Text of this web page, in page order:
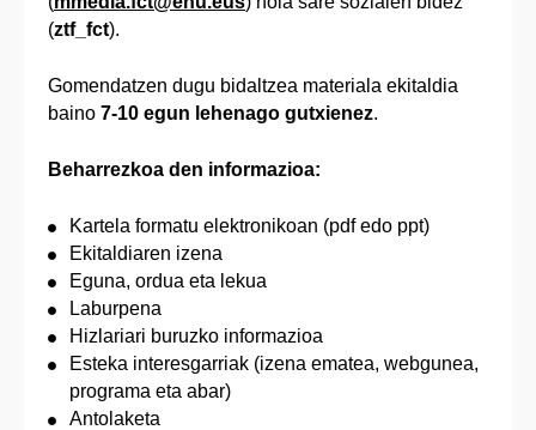
(ztf_fct).
Gomendatzen dugu bidaltzea materiala ekitaldia
baino 7‑10 egun lehenago gutxienez.
Beharrezkoa den informazioa:
Kartela formatu elektronikoan (pdf edo ppt)
Ekitaldiaren izena
Eguna, ordua eta lekua
Laburpena
Hizlariari buruzko informazioa
Esteka interesgarriak (izena ematea, webgunea,
programa eta abar)
Antolaketa